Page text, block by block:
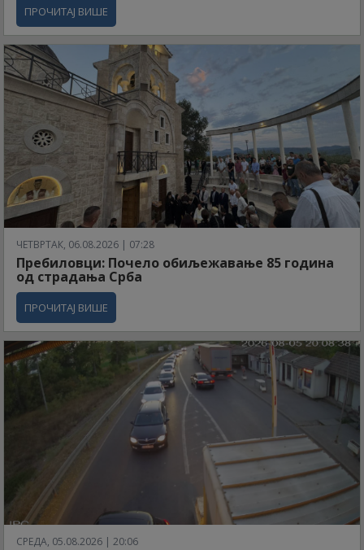
ПРОЧИТАЈ ВИШЕ
ЧЕТВРТАК, 06.08.2026 | 07:28
Пребиловци: Почело обиљежавање 85 година
од страдања Срба
ПРОЧИТАЈ ВИШЕ
СРЕДА, 05.08.2026 | 20:06